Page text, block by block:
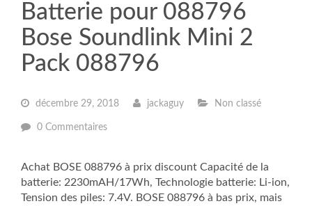
Batterie pour 088796
Bose Soundlink Mini 2
Pack 088796
décembre 29, 2018 jackaguy Non classé
0 Commentaires
Achat BOSE 088796 à prix discount Capacité de la
batterie: 2230mAH/17Wh, Technologie batterie: Li-ion,
Tension des piles: 7.4V. BOSE 088796 à bas prix, mais